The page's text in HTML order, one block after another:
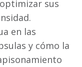
sus
en las
y cómo la